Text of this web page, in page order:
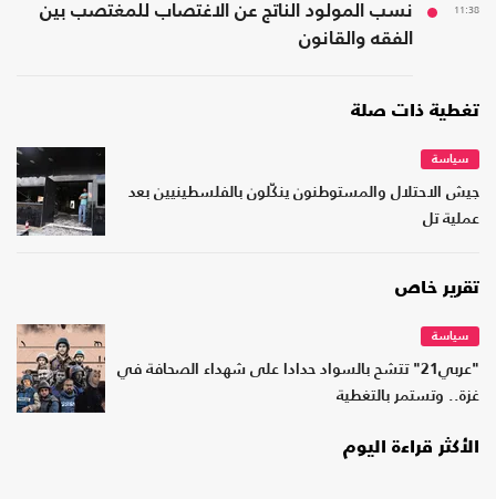
11:38
نسب المولود الناتج عن الاغتصاب للمغتصب بين
الفقه والقانون
تغطية ذات صلة
سياسة
جيش الاحتلال والمستوطنون ينكّلون بالفلسطينيين بعد
عملية تل
تقرير خاص
سياسة
"عربي21" تتشح بالسواد حدادا على شهداء الصحافة في
غزة.. وتستمر بالتغطية
الأكثر قراءة اليوم